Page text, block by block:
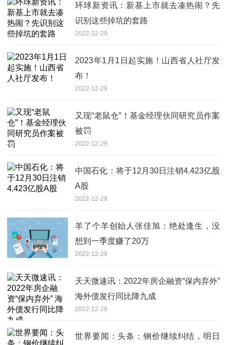
环球新资讯：新基上市就去凑热闹？先
识别这些掉坑的套路
2022-12-29
2023年1月1日起实施！山西省人社厅发
布！
2022-12-29
又现“老鼠仓”！基金经理伙同研究员作案
被罚
2022-12-29
中国石化：将于12月30日注销4.423亿股
A股
2022-12-29
羊了个羊创始人张佳旭：绝处逢生，没
想到一季度赚了20万
2022-12-29
天天微速讯：2022年房企融资“保内弃外”
海外债发行同比降九成
2022-12-29
世界要闻：头条：钢价继续纠结，明日